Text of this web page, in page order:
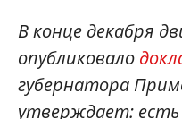
В конце декабря
опубликовало
губернатора
утверждает: